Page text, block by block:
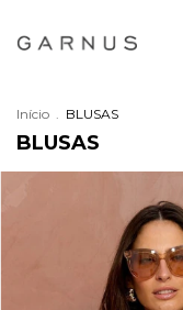
Início BLUSAS
BLUSAS